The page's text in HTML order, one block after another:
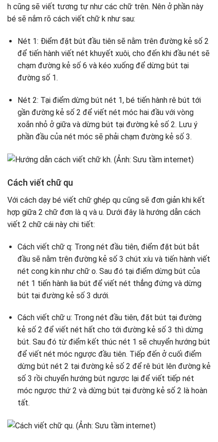
h cũng sẽ viết tương tự như các chữ trên. Nên ở phần này
bé sẽ nắm rõ cách viết chữ k như sau:
Nét 1: Điểm đặt bút đầu tiên sẽ nằm trên đường kẻ số 2
để tiến hành viết nét khuyết xuôi, cho đến khi đầu nét sẽ
chạm đường kẻ số 6 và kéo xuống để dừng bút tại
đường số 1.
Nét 2: Tại điểm dừng bút nét 1, bé tiến hành rê bút tới
gần đường kẻ số 2 để viết nét móc hai đầu với vòng
xoắn nhỏ ở giữa và dừng bút tại đường kẻ số 2. Lưu ý
phần đầu của nét móc sẽ phải chạm đường kẻ số 3.
Cách viết chữ qu
Với cách dạy bé viết chữ ghép qu cũng sẽ đơn giản khi kết
hợp giữa 2 chữ đơn là q và u. Dưới đây là hướng dẫn cách
viết 2 chữ cái này chi tiết:
Cách viết chữ q: Trong nét đầu tiên, điểm đặt bút bắt
đầu sẽ nằm trên đường kẻ số 3 chút xíu và tiến hành viết
nét cong kín như chữ o. Sau đó tại điểm dừng bút của
nét 1 tiến hành lia bút để viết nét thẳng đứng và dừng
bút tại đường kẻ số 3 dưới.
Cách viết chữ u: Trong nét đầu tiên, đặt bút tại đường
kẻ số 2 để viết nét hất cho tới đường kẻ số 3 thì dừng
bút. Sau đó từ điểm kết thúc nét 1 sẽ chuyển hướng bút
để viết nét móc ngược đầu tiên. Tiếp đến ở cuối điểm
dừng bút nét 2 tại đường kẻ số 2 để rê bút lên đường kẻ
số 3 rồi chuyển hướng bút ngược lại để viết tiếp nét
móc ngược thứ 2 và dừng bút tại đường kẻ số 2 là hoàn
tất.